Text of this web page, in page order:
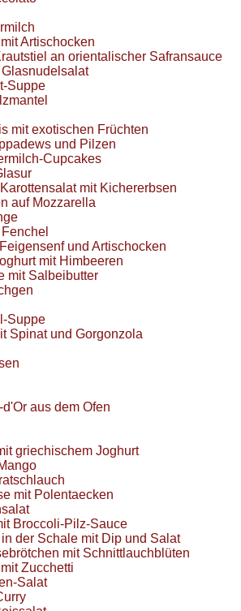
Artischocken
an orientalischer Safransauce
Suppe
mit exotischen Früchten
und Pilzen
Cupcakes
mit Kichererbsen
auf Mozzarella
und Artischocken
mit Himbeeren
mit Salbeibutter
Suppe
Spinat und Gorgonzola
aus dem Ofen
griechischem Joghurt
mit Polentaecken
Broccoli-Pilz-Sauce
der Schale mit Dip und Salat
mit Schnittlauchblüten
Zucchetti
Salat